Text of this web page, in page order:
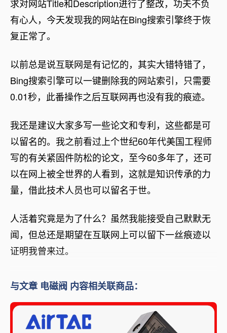
求对网站Title和Description进行了整改，功夫不负
有心人，今天发现我的网站在Bing搜索引擎终于恢
复正常了。
以前总是说互联网是有记忆的，其实大错特错了，
Bing搜索引擎可以一键删除我的网站索引，只需要
0.01秒，此番操作之后互联网再也没有我的痕迹。
我还是建议大家多写一些论文和专利，这些都是可
以留名的。我之前看过上个世纪60年代美国工程师
写的有关紧固件防松的论文，至今60多年了，还可
以在网上被全世界的人看到，这就是知识传承的力
量，借此技术人员也可以留名于世。
人活着究竟是为了什么？虽然我能接受自己默默无
闻，但总还是期望在互联网上可以留下一丝痕迹以
证明我曾来过。
与文章 电磁阀 内容相关联商品：